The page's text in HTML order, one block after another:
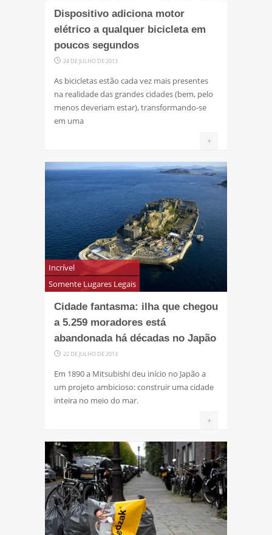
Dispositivo adiciona motor
elétrico a qualquer bicicleta em
poucos segundos
24 DE JULHO DE 2013
As bicicletas estão cada vez mais presentes
na realidade das grandes cidades (bem, pelo
menos deveriam estar), transformando-se
em uma
+
Incrível
Somente Lugares Legais
Cidade fantasma: ilha que chegou
a 5.259 moradores está
abandonada há décadas no Japão
22 DE JULHO DE 2013
Em 1890 a Mitsubishi deu início no Japão a
um projeto ambicioso: construir uma cidade
inteira no meio do mar.
+